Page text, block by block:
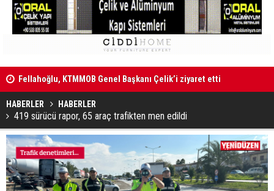
Fellahoğlu, KTMMOB Genel Başkanı Çelik’i ziyaret etti
"Kazaya sebebiyet veren sürücü 167 mlgr alkollüydü"
HABERLER HABERLER
419 sürücü rapor, 65 araç trafikten men edildi